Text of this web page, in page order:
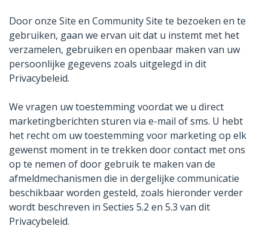
Door onze Site en Community Site te bezoeken en te
gebruiken, gaan we ervan uit dat u instemt met het
verzamelen, gebruiken en openbaar maken van uw
persoonlijke gegevens zoals uitgelegd in dit
Privacybeleid.
We vragen uw toestemming voordat we u direct
marketingberichten sturen via e-mail of sms. U hebt
het recht om uw toestemming voor marketing op elk
gewenst moment in te trekken door contact met ons
op te nemen of door gebruik te maken van de
afmeldmechanismen die in dergelijke communicatie
beschikbaar worden gesteld, zoals hieronder verder
wordt beschreven in Secties 5.2 en 5.3 van dit
Privacybeleid.